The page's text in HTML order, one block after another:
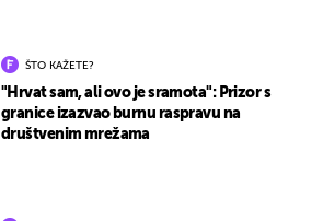
ŠTO KAŽETE?
"Hrvat sam, ali ovo je sramota": Prizor s
granice izazvao burnu raspravu na
društvenim mrežama